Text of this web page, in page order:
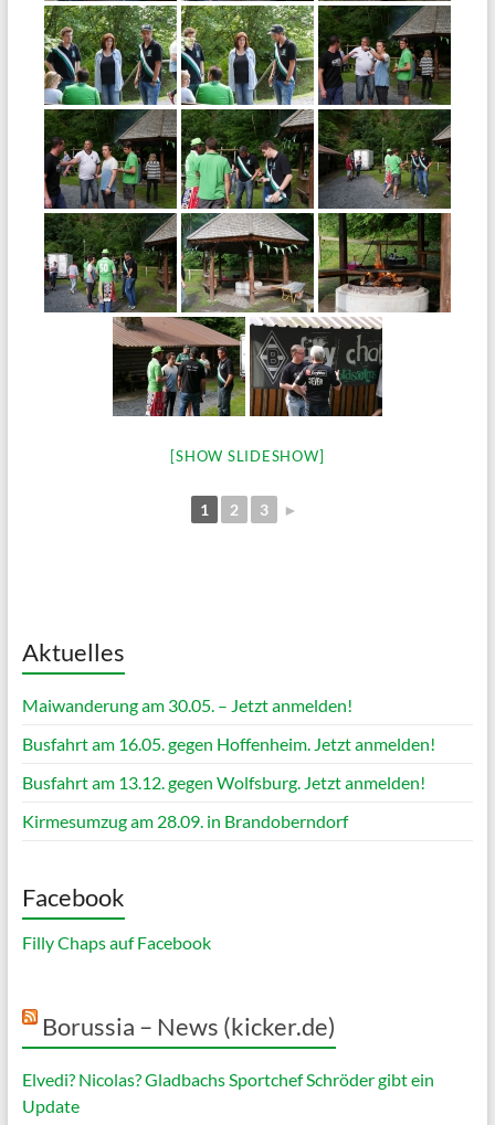
[SHOW SLIDESHOW]
1 2 3 ►
Aktuelles
Maiwanderung am 30.05. – Jetzt anmelden!
Busfahrt am 16.05. gegen Hoffenheim. Jetzt anmelden!
Busfahrt am 13.12. gegen Wolfsburg. Jetzt anmelden!
Kirmesumzug am 28.09. in Brandoberndorf
Facebook
Filly Chaps auf Facebook
Borussia – News (kicker.de)
Elvedi? Nicolas? Gladbachs Sportchef Schröder gibt ein
Update